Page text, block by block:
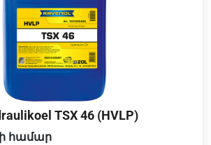
TSX 46 (HVLP)
համար